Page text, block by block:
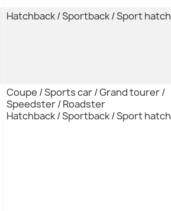
Hatchback / Sportback / Sport hatch
Coupe / Sports car / Grand tourer /
Speedster / Roadster
Hatchback / Sportback / Sport hatch